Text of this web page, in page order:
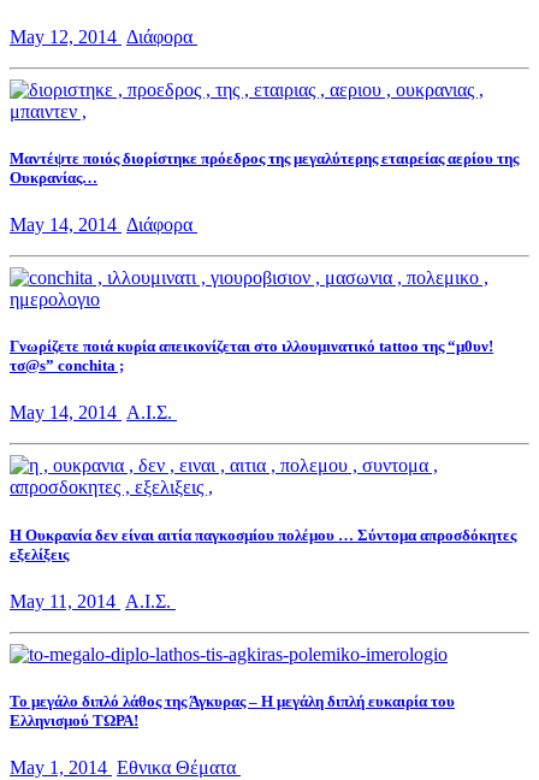
May 12, 2014 Διάφορα
Μαντέψτε ποιός διορίστηκε πρόεδρος της μεγαλύτερης εταιρείας αερίου της
Ουκρανίας…
May 14, 2014 Διάφορα
Γνωρίζετε ποιά κυρία απεικονίζεται στο ιλλουμινατικό tattoo της “μ0υν!
τσ@s” conchita ;
May 14, 2014 Α.Ι.Σ.
Η Ουκρανία δεν είναι αιτία παγκοσμίου πολέμου … Σύντομα απροσδόκητες
εξελίξεις
May 11, 2014 Α.Ι.Σ.
Το μεγάλο διπλό λάθος της Άγκυρας – Η μεγάλη διπλή ευκαιρία του
Ελληνισμού ΤΩΡΑ!
May 1, 2014 Εθνικα Θέματα